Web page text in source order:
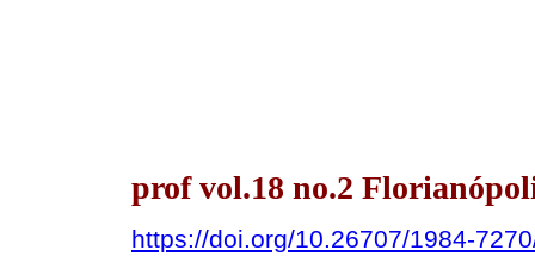
prof vol.18 no.2
https://doi.org/10.26707/1984-